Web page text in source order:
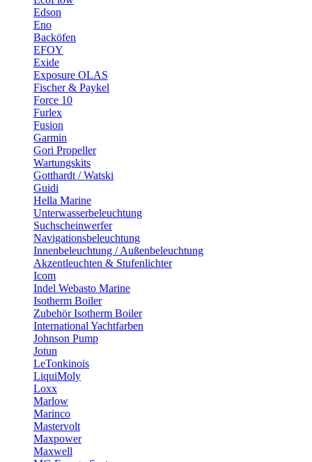
Edson
Eno
Backöfen
EFOY
Exide
Exposure OLAS
Fischer & Paykel
Force 10
Furlex
Fusion
Garmin
Gori Propeller
Wartungskits
Gotthardt / Watski
Guidi
Hella Marine
Unterwasserbeleuchtung
Suchscheinwerfer
Navigationsbeleuchtung
Innenbeleuchtung / Außenbeleuchtung
Akzentleuchten & Stufenlichter
Icom
Indel Webasto Marine
Isotherm Boiler
Zubehör Isotherm Boiler
International Yachtfarben
Johnson Pump
Jotun
LeTonkinois
LiquiMoly
Loxx
Marlow
Marinco
Mastervolt
Maxpower
Maxwell